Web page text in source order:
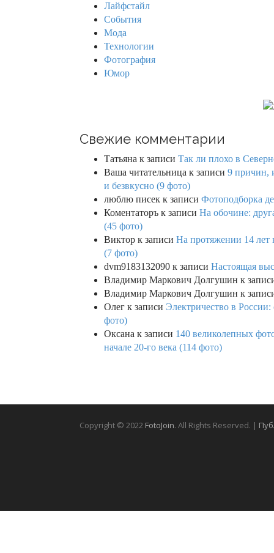
Лайфстайл
События
Мода
Технологии
Фотография
Юмор
Свежие комментарии
Татьяна к записи Так ли плохо в
Ваша читательница к записи 9 причин,
и безвкусно (9 фото)
люблю писек к записи Фотоподборка
Коментаторъ к записи На обочине:
(45 фото)
Виктор к записи На протяжении 14 лет
(7 фото)
dvm9183132090 к записи Настоящая
Владимир Маркович Долгушин к
Владимир Маркович Долгушин к
Олег к записи Электричество в
фото)
Оксана к записи 140 великолепных
начале 20-го века (114 фото)
Copyright © 2022 FotoJoin. All Rights Reserved. |